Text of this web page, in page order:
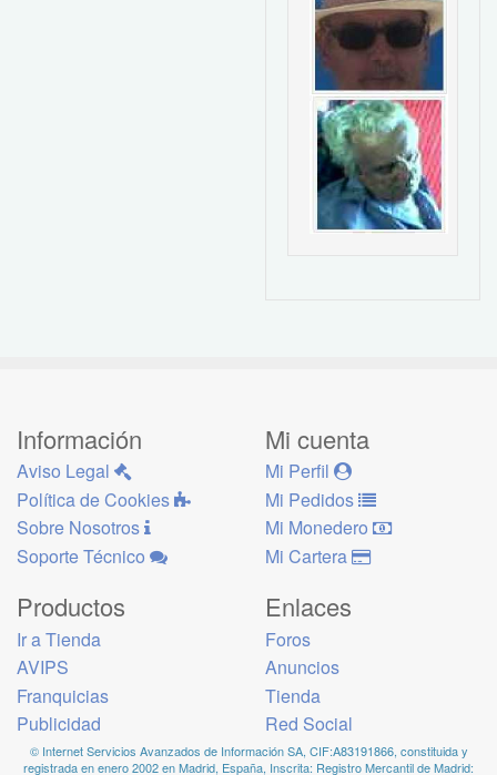
Información
Aviso Legal
Política de Cookies
Sobre Nosotros
Soporte Técnico
Mi cuenta
Mi Perfil
Mi Pedidos
Mi Monedero
Mi Cartera
Productos
Ir a Tienda
AVIPS
Franquicias
Publicidad
Enlaces
Foros
Anuncios
Tienda
Red Social
© Internet Servicios Avanzados de Información SA, CIF:A83191866, constituida y
registrada en enero 2002 en Madrid, España, Inscrita: Registro Mercantil de Madrid: